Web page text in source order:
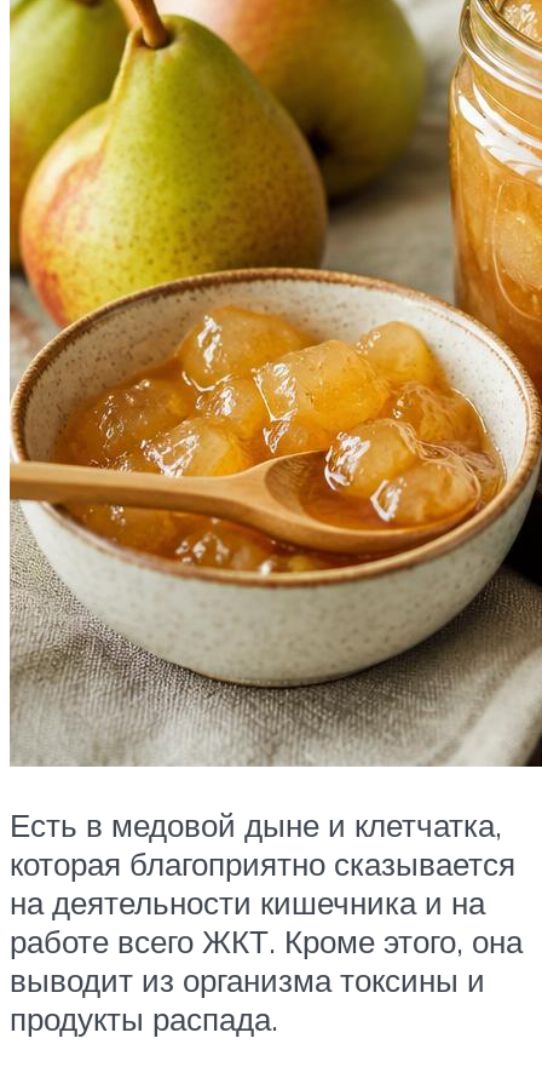
Есть в медовой дыне и клетчатка,
которая благоприятно сказывается
на деятельности кишечника и на
работе всего ЖКТ. Кроме этого, она
выводит из организма токсины и
продукты распада.